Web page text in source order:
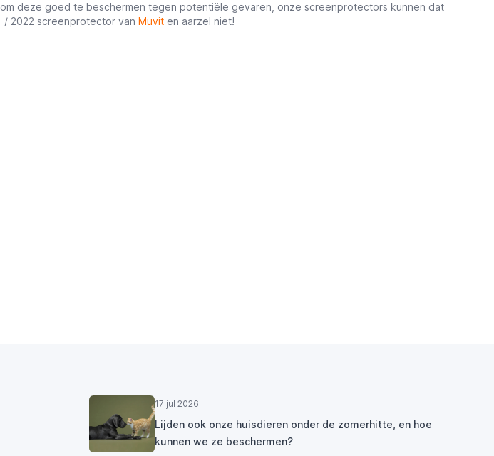
deze goed te beschermen tegen potentiële gevaren, onze screenprotectors kunnen dat
/ 2022 screenprotector van Muviten aarzel niet!
17 jul 2026
Lijden ook onze huisdieren onder de zomerhitte, en hoe
kunnen we ze beschermen?